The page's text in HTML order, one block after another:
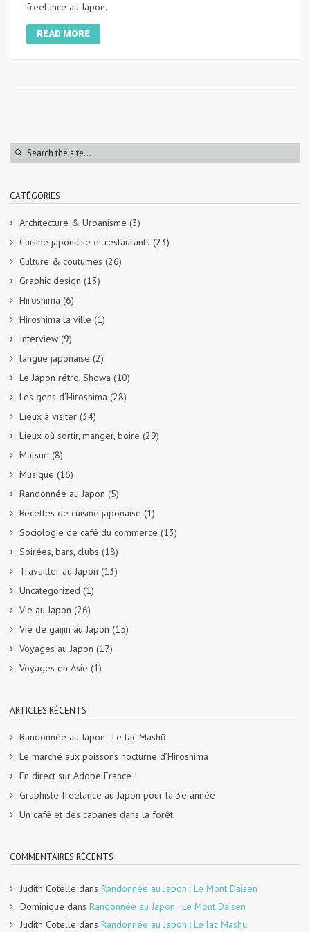
freelance au Japon.
READ MORE
CATÉGORIES
Architecture & Urbanisme (3)
Cuisine japonaise et restaurants (23)
Culture & coutumes (26)
Graphic design (13)
Hiroshima (6)
Hiroshima la ville (1)
Interview (9)
langue japonaise (2)
Le Japon rétro, Showa (10)
Les gens d'Hiroshima (28)
Lieux à visiter (34)
Lieux où sortir, manger, boire (29)
Matsuri (8)
Musique (16)
Randonnée au Japon (5)
Recettes de cuisine japonaise (1)
Sociologie de café du commerce (13)
Soirées, bars, clubs (18)
Travailler au Japon (13)
Uncategorized (1)
Vie au Japon (26)
Vie de gaijin au Japon (15)
Voyages au Japon (17)
Voyages en Asie (1)
ARTICLES RÉCENTS
Randonnée au Japon : Le lac Mashū
Le marché aux poissons nocturne d’Hiroshima
En direct sur Adobe France !
Graphiste freelance au Japon pour la 3e année
Un café et des cabanes dans la forêt
COMMENTAIRES RÉCENTS
Judith Cotelle dans Randonnée au Japon : Le Mont Daisen
Dominique dans Randonnée au Japon : Le Mont Daisen
Judith Cotelle dans Randonnée au Japon : Le lac Mashū